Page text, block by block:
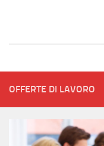
OFFERTE DI LAVORO